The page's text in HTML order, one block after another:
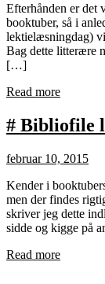
Efterhånden er det
booktuber, så i
lektielæsningdag)
Bag dette litterære
[…]
Read more
# Bibliofile
februar 10, 2015
Kender i
men der findes
skriver jeg dette
sidde og kigge på
Read more